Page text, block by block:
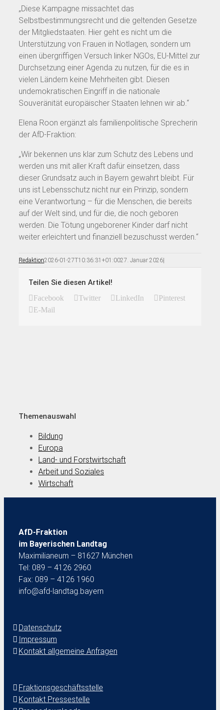
„Diese Kampagne missachtet das
Selbstbestimmungsrecht und die geltenden Gesetze
der Mitgliedstaaten. Hier geht es nicht um die
Unterstützung von Frauen in Notlagen, sondern um
einen übergriffigen Versuch linker NGOs, EU-Mittel zur
Durchsetzung einer Agenda zu nutzen, für die es in
vielen Ländern keine Mehrheiten gibt. Diesen
undemokratischen Eingriff in die nationale
Souveränität europäischer Staaten lehnen wir ab.“
Elena Roon ergänzt als familienpolitische Sprecherin
der AfD-Fraktion:
„Wir bekennen uns klar zum Schutz des Lebens und
werden uns mit aller Kraft dafür einsetzen, dass
dieser Grundsatz auch in Bayern gewahrt bleibt. Für
uns ist Lebensschutz nicht nur ein Prinzip, sondern
eine Verantwortung – für die Menschen, die bereits
auf der Welt sind, und für die, die noch geboren
werden. Die Tötung ungeborener Kinder darf nicht
weiter erleichtert und finanziell bezuschusst werden.“
Redaktion2026-01-27T10:36:31+01:0027. Januar 2026|
Teilen Sie diesen Artikel!
Facebook Twitter LinkedIn
Pinterest
E-Mail
Themenauswahl
Bildung
Europa
Land- und Forstwirtschaft
Arbeit und Soziales
Wirtschaft
AfD-Fraktion
im Bayerischen Landtag
Maximilianeum – 81627 München
Tel: 089 – 4126 2960
Fax: 089 – 4126 1960
info@afd-landtag.bayern
Datenschutz
Impressum
Kontakt allgemeine Anfragen
Fraktionsgeschäftsstelle
Kontakt Pressestelle